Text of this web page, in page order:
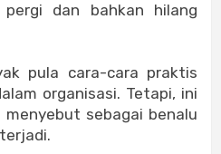
dan bahkan hilang
pula cara-cara praktis
organisasi. Tetapi, ini
menyebut sebagai benalu